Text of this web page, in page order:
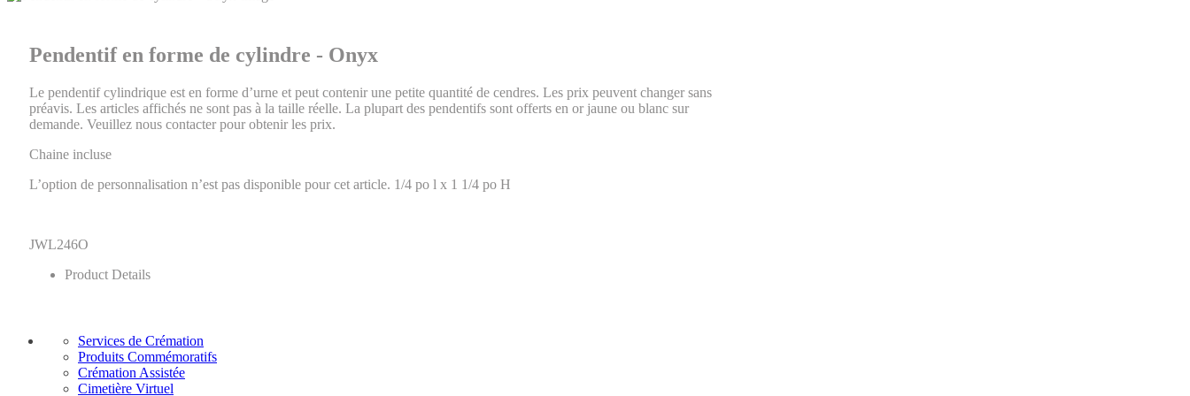
Pendentif en forme de cylindre - Onyx
Le pendentif cylindrique est en forme d’urne et peut contenir une petite quantité de cendres. Les prix peuvent changer sans
préavis. Les articles affichés ne sont pas à la taille réelle. La plupart des pendentifs sont offerts en or jaune ou blanc sur
demande. Veuillez nous contacter pour obtenir les prix.
Chaine incluse
L’option de personnalisation n’est pas disponible pour cet article. 1/4 po l x 1 1/4 po H
JWL246O
Product Details
Services de Crémation
Produits Commémoratifs
Crémation Assistée
Cimetière Virtuel